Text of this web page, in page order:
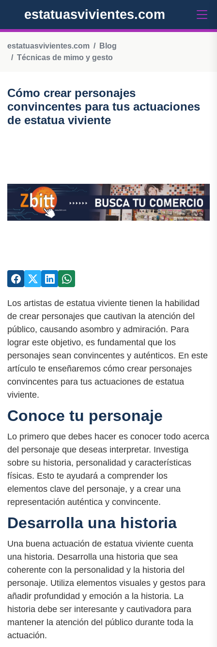
estatuasvivientes.com
estatuasvivientes.com
Blog
Técnicas de mimo y gesto
Cómo crear personajes
convincentes para tus actuaciones
de estatua viviente
Los artistas de estatua viviente tienen la habilidad
de crear personajes que cautivan la atención del
público, causando asombro y admiración. Para
lograr este objetivo, es fundamental que los
personajes sean convincentes y auténticos. En este
artículo te enseñaremos cómo crear personajes
convincentes para tus actuaciones de estatua
viviente.
Conoce tu personaje
Lo primero que debes hacer es conocer todo acerca
del personaje que deseas interpretar. Investiga
sobre su historia, personalidad y características
físicas. Esto te ayudará a comprender los
elementos clave del personaje, y a crear una
representación auténtica y convincente.
Desarrolla una historia
Una buena actuación de estatua viviente cuenta
una historia. Desarrolla una historia que sea
coherente con la personalidad y la historia del
personaje. Utiliza elementos visuales y gestos para
añadir profundidad y emoción a la historia. La
historia debe ser interesante y cautivadora para
mantener la atención del público durante toda la
actuación.